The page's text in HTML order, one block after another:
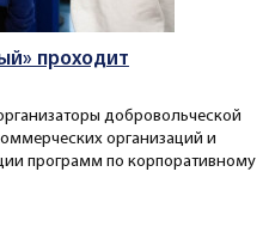
проходит
добровольческой
организаций и
программ по корпоративному